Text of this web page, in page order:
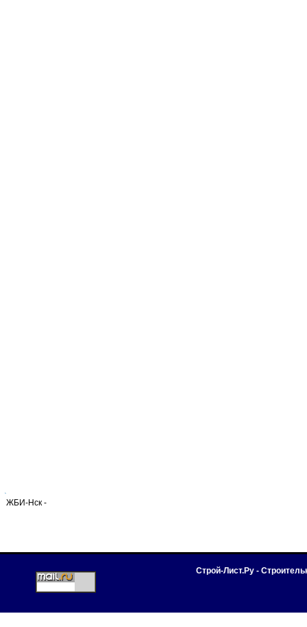
ЖБИ-Нск -
Строй-Лист.Ру -